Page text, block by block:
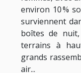
environ 10 %
surviennent
boîtes de nuit,
terrains à
grands
air...